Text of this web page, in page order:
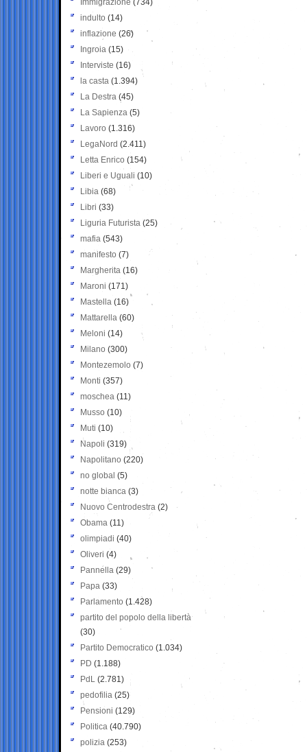
Immigrazione (734)
indulto (14)
inflazione (26)
Ingroia (15)
Interviste (16)
la casta (1.394)
La Destra (45)
La Sapienza (5)
Lavoro (1.316)
LegaNord (2.411)
Letta Enrico (154)
Liberi e Uguali (10)
Libia (68)
Libri (33)
Liguria Futurista (25)
mafia (543)
manifesto (7)
Margherita (16)
Maroni (171)
Mastella (16)
Mattarella (60)
Meloni (14)
Milano (300)
Montezemolo (7)
Monti (357)
moschea (11)
Musso (10)
Muti (10)
Napoli (319)
Napolitano (220)
no global (5)
notte bianca (3)
Nuovo Centrodestra (2)
Obama (11)
olimpiadi (40)
Oliveri (4)
Pannella (29)
Papa (33)
Parlamento (1.428)
partito del popolo della libertà
(30)
Partito Democratico (1.034)
PD (1.188)
PdL (2.781)
pedofilia (25)
Pensioni (129)
Politica (40.790)
polizia (253)